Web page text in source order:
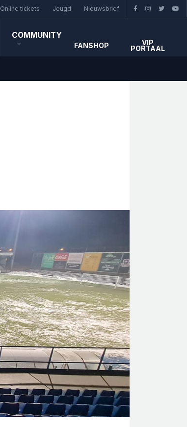
Online tickets Jeugd Nieuwsbrief
COMMUNITY
FANSHOP VIP
PORTAAL